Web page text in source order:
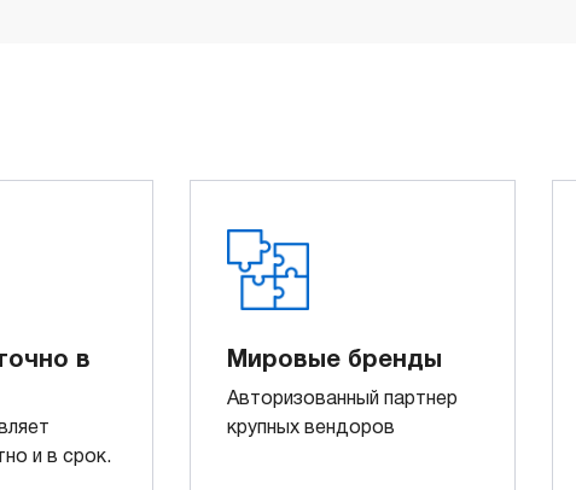
в
и в срок.
Мировые бренды
Авторизованный партнер
крупных вендоров